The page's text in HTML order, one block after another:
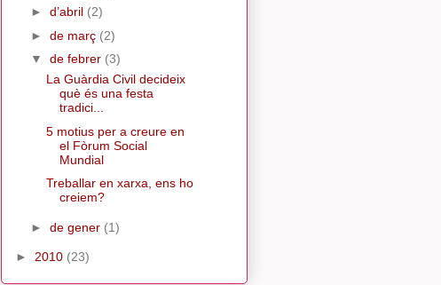
► d’abril (2)
► de març (2)
▼ de febrer (3)
La Guàrdia Civil decideix
què és una festa
tradici...
5 motius per a creure en
el Fòrum Social
Mundial
Treballar en xarxa, ens ho
creiem?
► de gener (1)
► 2010 (23)